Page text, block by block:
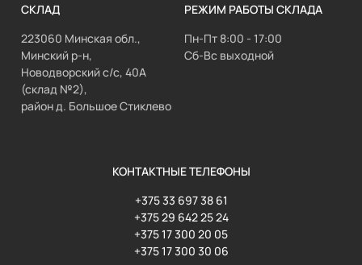
СКЛАД
223060 Минская обл.,
Минский р-н,
Новодворский с/с, 40А
(склад №2),
район д. Большое Стиклево
РЕЖИМ РАБОТЫ СКЛАДА
Пн-Пт 8:00 - 17:00
Сб-Вс выходной
КОНТАКТНЫЕ ТЕЛЕФОНЫ
+375 33 697 38 61
+375 29 642 25 24
+375 17 300 20 05
+375 17 300 30 06